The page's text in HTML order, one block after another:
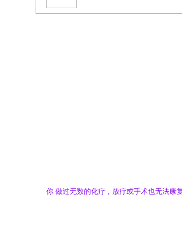
你 做过无数的化疗，放疗或手术也无法康